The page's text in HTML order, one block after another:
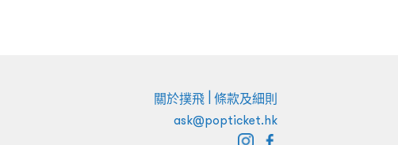
關於撲飛 條款及細則
ask@popticket.hk